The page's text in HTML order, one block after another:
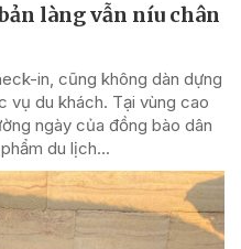
làng vẫn níu chân
in, cũng không dàn dựng
vụ du khách. Tại vùng cao
ngày của đồng bào dân
du lịch...